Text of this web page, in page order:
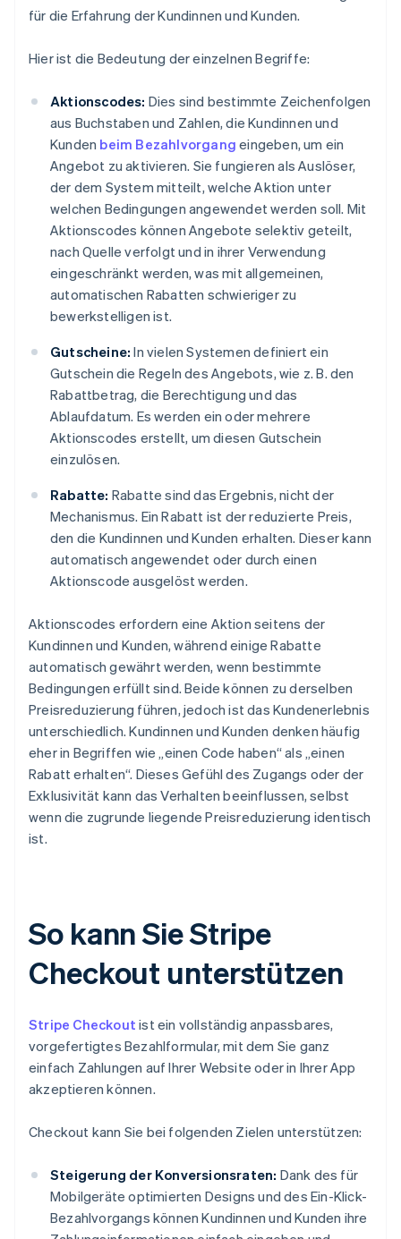
für die Erfahrung der Kundinnen und Kunden.
Hier ist die Bedeutung der einzelnen Begriffe:
Aktionscodes: Dies sind bestimmte Zeichenfolgen
aus Buchstaben und Zahlen, die Kundinnen und
Kunden beim Bezahlvorgang eingeben, um ein
Angebot zu aktivieren. Sie fungieren als Auslöser,
der dem System mitteilt, welche Aktion unter
welchen Bedingungen angewendet werden soll. Mit
Aktionscodes können Angebote selektiv geteilt,
nach Quelle verfolgt und in ihrer Verwendung
eingeschränkt werden, was mit allgemeinen,
automatischen Rabatten schwieriger zu
bewerkstelligen ist.
Gutscheine: In vielen Systemen definiert ein
Gutschein die Regeln des Angebots, wie z. B. den
Rabattbetrag, die Berechtigung und das
Ablaufdatum. Es werden ein oder mehrere
Aktionscodes erstellt, um diesen Gutschein
einzulösen.
Rabatte: Rabatte sind das Ergebnis, nicht der
Mechanismus. Ein Rabatt ist der reduzierte Preis,
den die Kundinnen und Kunden erhalten. Dieser kann
automatisch angewendet oder durch einen
Aktionscode ausgelöst werden.
Aktionscodes erfordern eine Aktion seitens der
Kundinnen und Kunden, während einige Rabatte
automatisch gewährt werden, wenn bestimmte
Bedingungen erfüllt sind. Beide können zu derselben
Preisreduzierung führen, jedoch ist das Kundenerlebnis
unterschiedlich. Kundinnen und Kunden denken häufig
eher in Begriffen wie „einen Code haben“ als „einen
Rabatt erhalten“. Dieses Gefühl des Zugangs oder der
Exklusivität kann das Verhalten beeinflussen, selbst
wenn die zugrunde liegende Preisreduzierung identisch
ist.
So kann Sie Stripe
Checkout unterstützen
Stripe Checkout ist ein vollständig anpassbares,
vorgefertigtes Bezahlformular, mit dem Sie ganz
einfach Zahlungen auf Ihrer Website oder in Ihrer App
akzeptieren können.
Checkout kann Sie bei folgenden Zielen unterstützen:
Steigerung der Konversionsraten: Dank des für
Mobilgeräte optimierten Designs und des Ein-Klick-
Bezahlvorgangs können Kundinnen und Kunden ihre